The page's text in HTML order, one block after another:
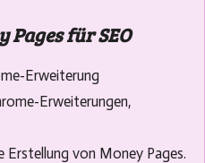
für SEO
Erweiterung
Erweiterungen,
von Money Pages.